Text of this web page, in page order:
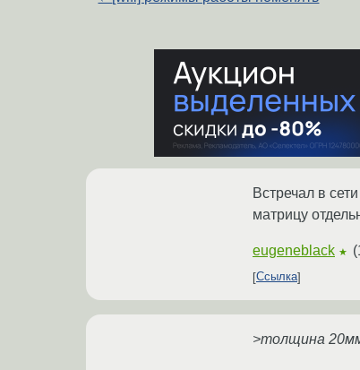
Встречал в
матрицу
eugeneblack ★ (
Ссылка
>толщина